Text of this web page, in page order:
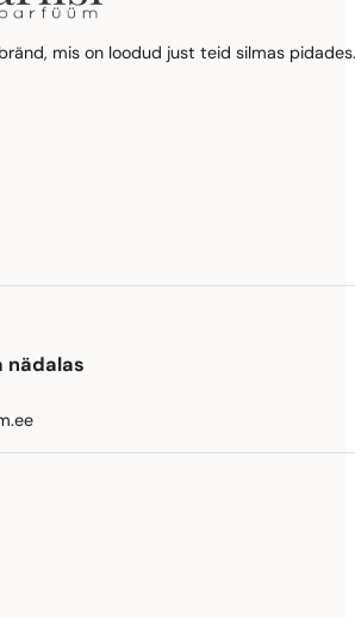
mis on loodud just teid silmas
nädalas